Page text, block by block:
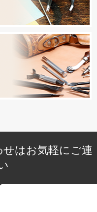
ております。
ご希望の加工を入力し
はお気軽にご連